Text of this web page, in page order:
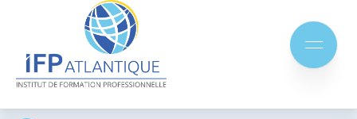
menu
principal
contenu
Mobile
menu